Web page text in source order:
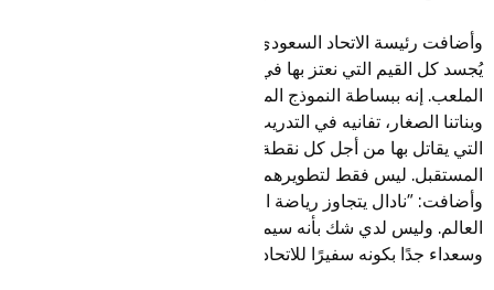
وأضافت رئيسة الاتحاد السعودي للتنس، أريج المطبقاني: “رافا نادال
يُجسد كل القيم التي نعتز بها في البطل الحقيقي داخل وخارج
الملعب. إنه ببساطة النموذج المثالي الذي يجب أن يتطلع إليه أولادنا
وبناتنا الصغار، تفانيه في التدريب والتزامه بكل تسديدة والطريقة
التي يقاتل بها من أجل كل نقطة هي قيم نأمل أن نغرسها في نجوم
المستقبل. ليس فقط لتطويرهم كلاعبين، ولكن كأشخاص."
وأضافت: "نادال يتجاوز رياضة التنس ويستمر في إلهام الأجيال حول
العالم. وليس لدي شك بأنه سيمتلك نفس التأثير في المملكة.
وسعداء جدًا بكونه سفيرًا للاتحاد السعودي للتنس."